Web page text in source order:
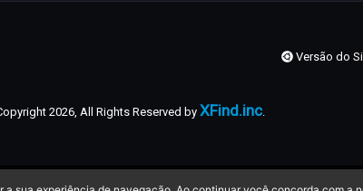
Versão do
2026, All Rights Reserved by XFind.inc.